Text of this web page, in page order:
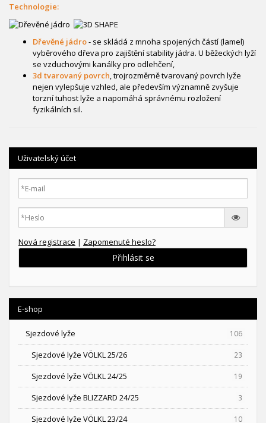
Technologie:
Dřevěné jádro- se skládá z mnoha spojených částí (lamel)
vyběrového dřeva pro zajištění stability jádra. U běžeckých lyží
se vzduchovými kanálky pro odlehčení,
3d tvarovaný povrch, trojrozměrně tvarovaný povrch lyže
nejen vylepšuje vzhled, ale především významně zvyšuje
torzní tuhost lyže a napomáhá správnému rozložení
fyzikálních sil.
Uživatelský účet
Nová registrace | Zapomenuté heslo?
Přihlásit se
E-shop
Sjezdové lyže 106
Sjezdové lyže VÖLKL 25/26 23
Sjezdové lyže VÖLKL 24/25 19
Sjezdové lyže BLIZZARD 24/25 3
Sjezdové lyže VÖLKL 23/24 10